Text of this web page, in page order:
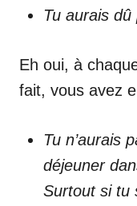
Tu aurais dû
Eh oui, à
fait, vous avez
Tu n’aurais
déjeuner
Surtout si tu